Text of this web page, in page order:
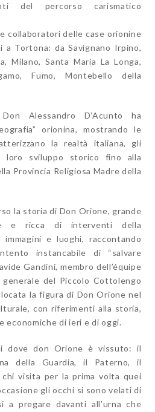
del percorso carismatico
collaboratori delle case orionine
Tortona: da Savignano Irpino,
Milano, Santa Maria La Longa,
Fumo, Montebello della
Don Alessandro D’Acunto ha
orionina, mostrando le
la realtà italiana, gli
sviluppo storico fino alla
Provincia Religiosa Madre della
la storia di Don Orione, grande
e ricca di interventi della
immagini e luoghi, raccontando
instancabile di “salvare
Gandini, membro dell’équipe
del Piccolo Cottolengo
la figura di Don Orione nel
con riferimenti alla storia,
economiche di ieri e di oggi.
dove don Orione è vissuto: il
della Guardia, il Paterno, il
chi visita per la prima volta quei
gli occhi si sono velati di
a pregare davanti all’urna che